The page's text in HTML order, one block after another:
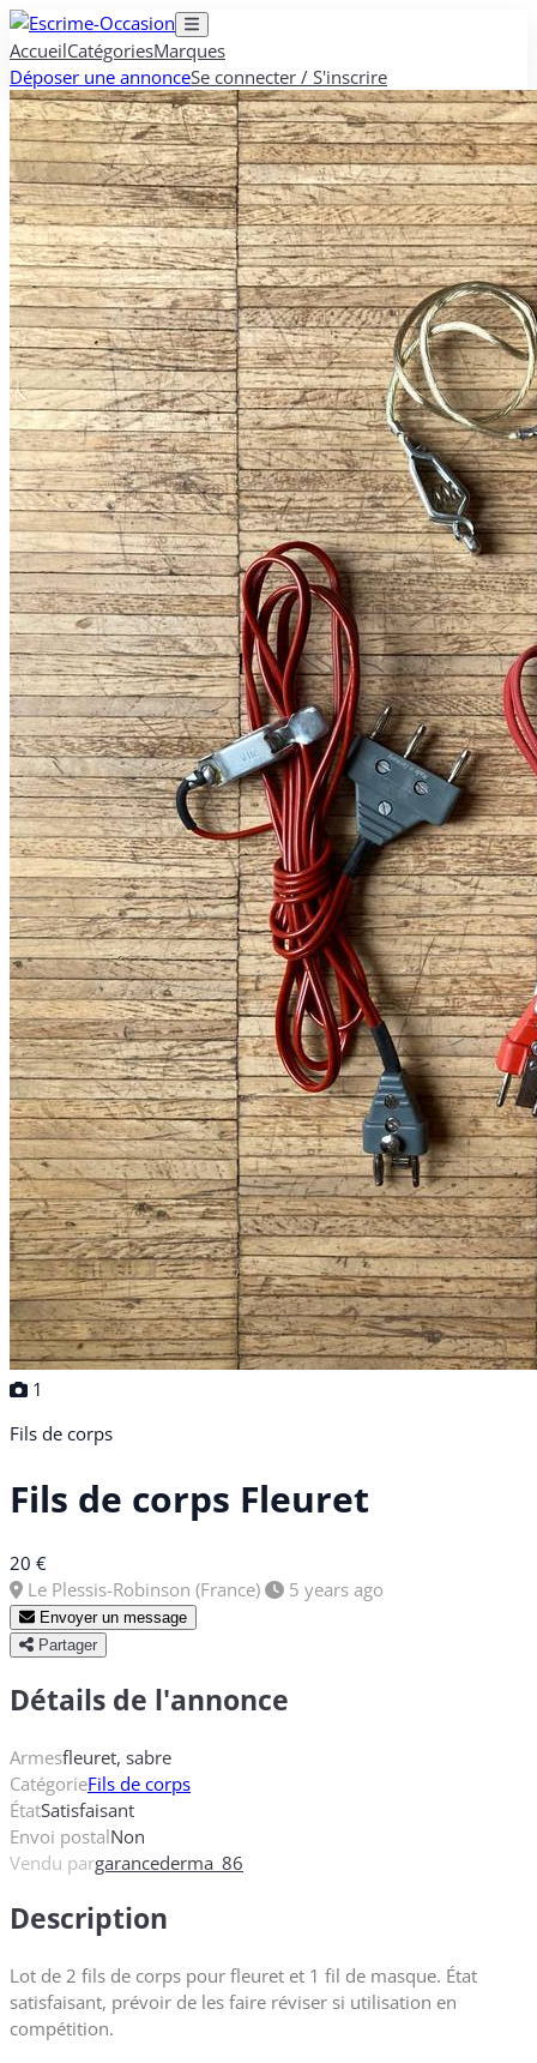
AccueilCatégoriesMarques
Déposer une annonceSe connecter / S'inscrire
1
Fils de corps
Fils de corps Fleuret
20 €
Le Plessis-Robinson (France)
5 years ago
Envoyer un message
Partager
Détails de l'annonce
Armesfleuret, sabre
CatégorieFils de corps
ÉtatSatisfaisant
Envoi postalNon
Vendu pargarancederma_86
Description
Lot de 2 fils de corps pour fleuret et 1 fil de masque. État
satisfaisant, prévoir de les faire réviser si utilisation en
compétition.